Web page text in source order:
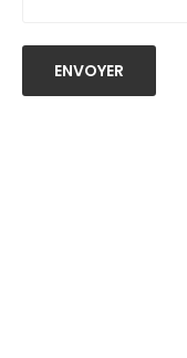
ENVOYER